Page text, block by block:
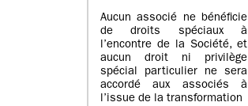
Aucun associé ne bénéficie
de droits spéciaux à
l’encontre de la Société, et
aucun droit ni privilège
spécial particulier ne sera
accordé aux associés à
l’issue de la transformation